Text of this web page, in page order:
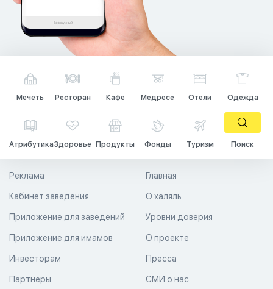
Мечеть Ресторан Кафе Медресе Отели Одежда
АтрибутикаЗдоровье Продукты Фонды Туризм Поиск
Главная
О халяль
Уровни доверия
Реклама
Кабинет заведения
Приложение для заведений
Приложение для имамов О проекте
Пресса
СМИ о нас
Инвесторам
Партнеры